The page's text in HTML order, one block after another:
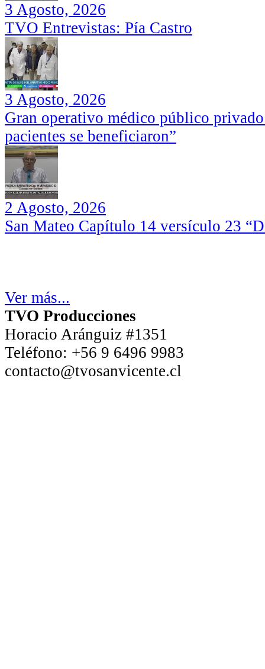
3 Agosto, 2026
TVO Entrevistas: Pía Castro
3 Agosto, 2026
Gran operativo médico público
pacientes se beneficiaron”
2 Agosto, 2026
San Mateo Capítulo 14 versículo 23
Ver más...
TVO Producciones
Horacio Aránguiz #1351
Teléfono: +56 9 6496 9983
contacto@tvosanvicente.cl